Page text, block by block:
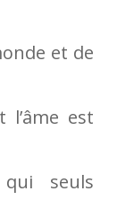
et de
est
seuls